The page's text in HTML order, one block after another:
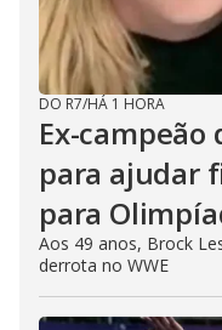
DO R7/HÁ 1 HORA
Ex-campeão
para ajudar
para
Aos 49 anos, Brock
derrota no WWE